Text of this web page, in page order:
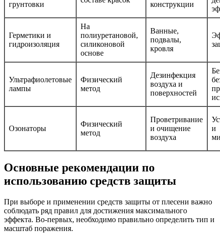
грунтовки
конструкции
Герметики и
гидроизоляция
На
полиуретановой,
силиконовой
основе
Ванные,
подвалы,
кровля
Ультрафиолетовые
лампы
Физический
метод
Дезинфекция
воздуха и
поверхностей
Озонаторы
Физический
метод
Проветривание
и очищение
воздуха
и
Основные рекомендации по
использованию средств защиты
При выборе и применении средств защиты от плесени важно
соблюдать ряд правил для достижения максимального
эффекта. Во-первых, необходимо правильно определить тип и
масштаб поражения.